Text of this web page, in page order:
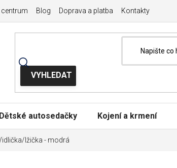
centrum Blog Doprava a platba Kontakty
Dětské autosedačky Kojení a krmení
lžička - modrá